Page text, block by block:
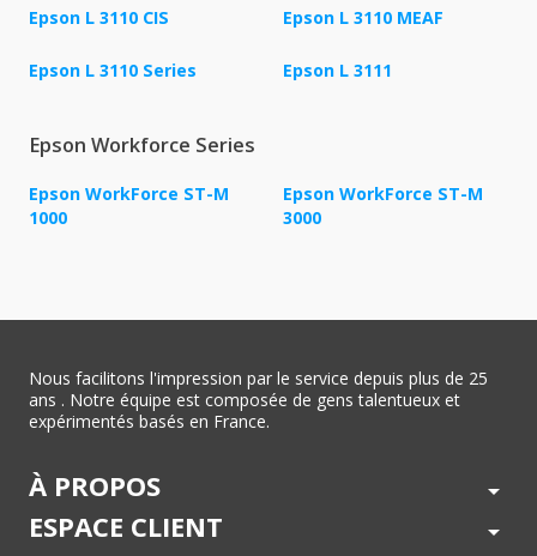
Epson L 3110 CIS Epson L 3110 MEAF
Epson L 3110 Series Epson L 3111
Epson Workforce Series
Epson WorkForce ST-M
1000
Epson WorkForce ST-M
3000
Nous facilitons l'impression par le service depuis plus de 25
ans . Notre équipe est composée de gens talentueux et
expérimentés basés en France.
À PROPOS arrow_drop_down
ESPACE CLIENT arrow_drop_down